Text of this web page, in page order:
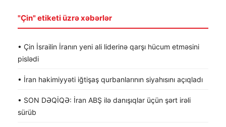
"Çin" etiketi üzrə xəbərlər
• Çin İsrailin İranın yeni ali liderinə qarşı hücum etməsini
pislədi
• İran hakimiyyəti iğtişaş qurbanlarının siyahısını açıqladı
• SON DƏQİQƏ: İran ABŞ ilə danışıqlar üçün şərt irəli
sürüb